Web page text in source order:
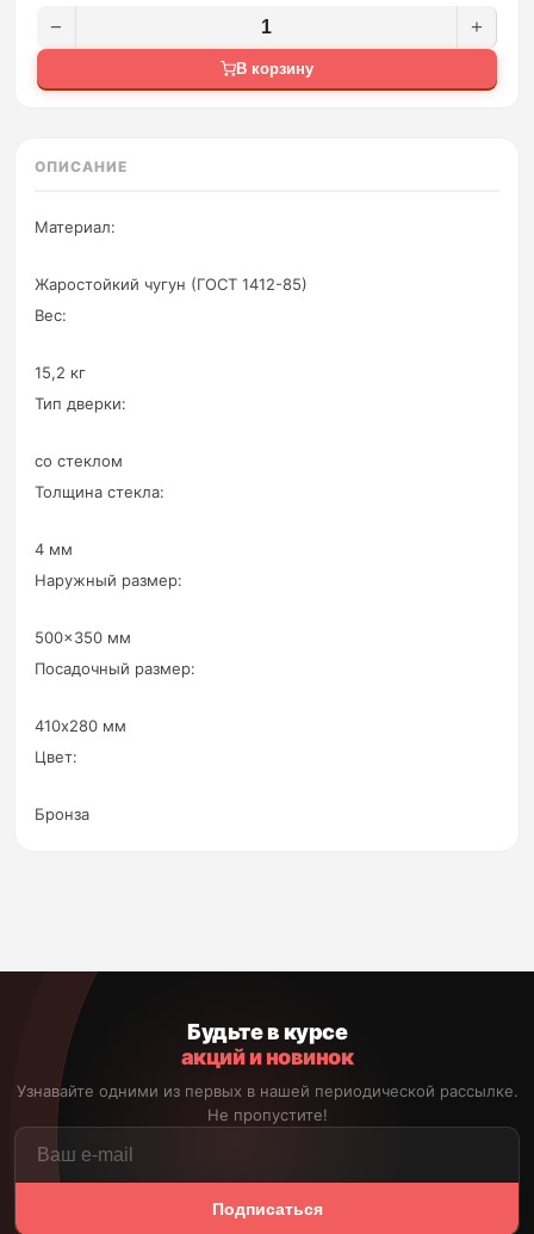
− +
В корзину
ОПИСАНИЕ
Материал:
Жаростойкий чугун (ГОСТ 1412-85)
Вес:
15,2 кг
Тип дверки:
со стеклом
Толщина стекла:
4 мм
Наружный размер:
500x350 мм
Посадочный размер:
410х280 мм
Цвет:
Бронза
Будьте в курсе
акций и новинок
Узнавайте одними из первых в нашей периодической рассылке.
Не пропустите!
Подписаться